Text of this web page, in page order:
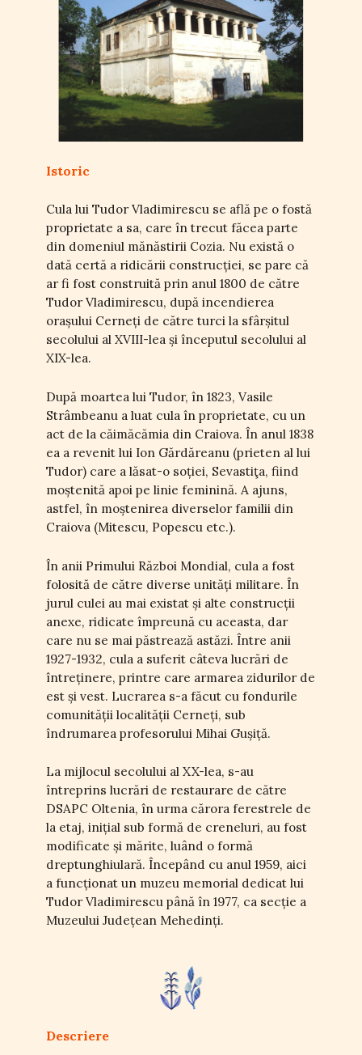
Istoric
Cula lui Tudor Vladimirescu se află pe o fostă
proprietate a sa, care în trecut făcea parte
din domeniul mănăstirii Cozia. Nu există o
dată certă a ridicării construcției, se pare că
ar fi fost construită prin anul 1800 de către
Tudor Vladimirescu, după incendierea
orașului Cerneți de către turci la sfârșitul
secolului al XVIII-lea și începutul secolului al
XIX-lea.
După moartea lui Tudor, în 1823, Vasile
Strâmbeanu a luat cula în proprietate, cu un
act de la căimăcămia din Craiova. În anul 1838
ea a revenit lui Ion Gărdăreanu (prieten al lui
Tudor) care a lăsat-o soției, Sevastiţa, fiind
moștenită apoi pe linie feminină. A ajuns,
astfel, în moștenirea diverselor familii din
Craiova (Mitescu, Popescu etc.).
În anii Primului Război Mondial, cula a fost
folosită de către diverse unități militare. În
jurul culei au mai existat și alte construcții
anexe, ridicate împreună cu aceasta, dar
care nu se mai păstrează astăzi. Între anii
1927-1932, cula a suferit câteva lucrări de
întreținere, printre care armarea zidurilor de
est și vest. Lucrarea s-a făcut cu fondurile
comunității localității Cerneți, sub
îndrumarea profesorului Mihai Gușiță.
La mijlocul secolului al XX-lea, s-au
întreprins lucrări de restaurare de către
DSAPC Oltenia, în urma cărora ferestrele de
la etaj, inițial sub formă de creneluri, au fost
modificate și mărite, luând o formă
dreptunghiulară. Începând cu anul 1959, aici
a funcționat un muzeu memorial dedicat lui
Tudor Vladimirescu până în 1977, ca secție a
Muzeului Județean Mehedinți.
Descriere